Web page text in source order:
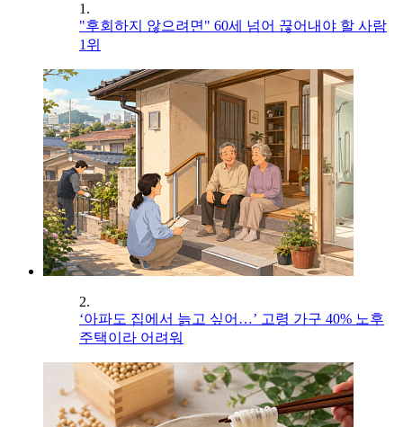
1.
"후회하지 않으려면" 60세 넘어 끊어내야 할 사람
1위
2.
‘아파도 집에서 늙고 싶어…’ 고령 가구 40% 노후
주택이라 어려워